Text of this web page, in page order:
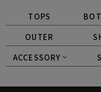
TOPS
OUTER
ACCESSORY